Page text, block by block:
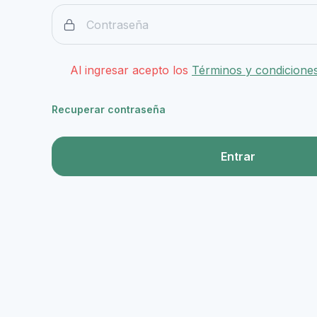
Al ingresar acepto los Términos y
Recuperar contraseña
Entrar